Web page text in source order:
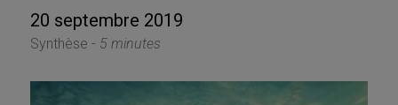
20 septembre 2019
Synthèse - 5 minutes